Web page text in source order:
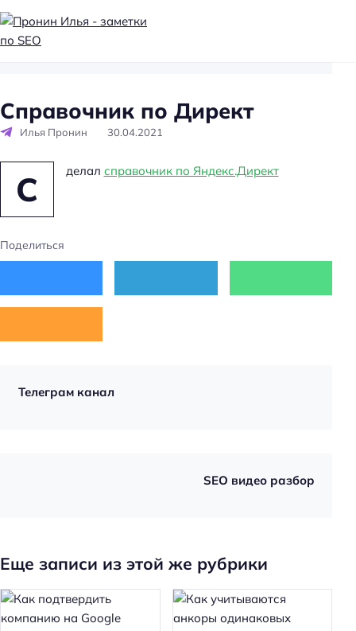
н
и
-
м
т
Справочник по Директ
Илья Пронин 30.04.2021
С делал справочник по Яндекс.Директ
Поделиться
Телеграм канал
SEO видео разбор
Еще записи из этой же рубрики